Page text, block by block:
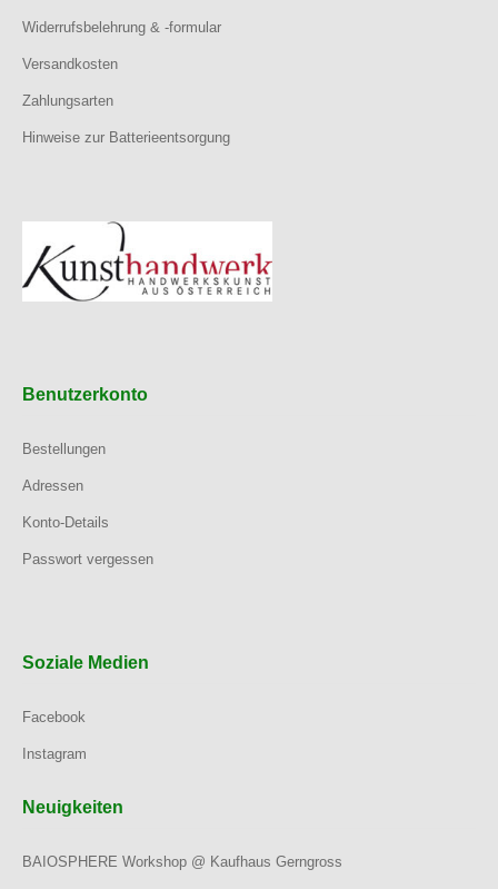
Widerrufsbelehrung & -formular
Versandkosten
Zahlungsarten
Hinweise zur Batterieentsorgung
Benutzerkonto
Bestellungen
Adressen
Konto-Details
Passwort vergessen
Soziale Medien
Facebook
Instagram
Neuigkeiten
BAIOSPHERE Workshop @ Kaufhaus Gerngross